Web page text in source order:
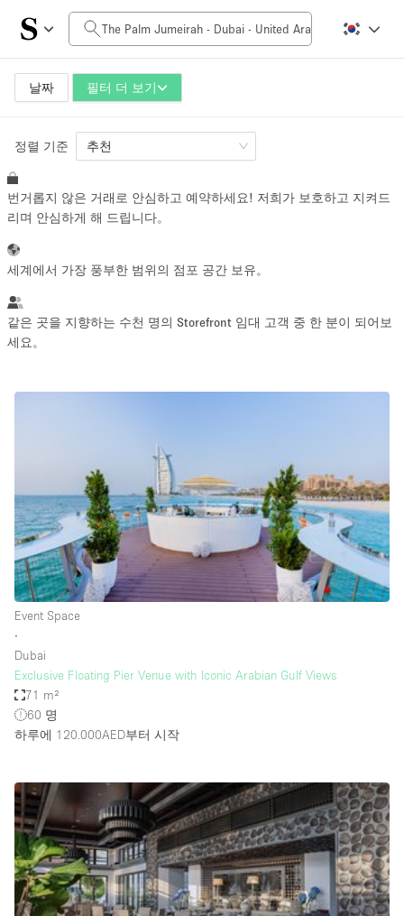
날짜 필터 더 보기
일일 비용
0AED
공간 크기
10 m² 500+ m²
~ 13 명
Conference
공간 유형
Advertisement Space
Atelier / Workshop Studio
Boutique / Shop
Conference Room
Container
Creative Space
Event Space
정렬 기준 추천
번거롭지 않은 거래로 안심하고 예약하세요! 저희가 보호하고 지켜드
리며 안심하게 해 드립니다。
세계에서 가장 풍부한 범위의 점포 공간 보유。
같은 곳을 지향하는 수천 명의 Storefront 임대 고객 중 한 분이 되어보
세요。
Event Space
∙
Dubai
Exclusive Floating Pier Venue with Iconic Arabian Gulf Views
71 m²
60 명
하루에 120.000AED부터 시작